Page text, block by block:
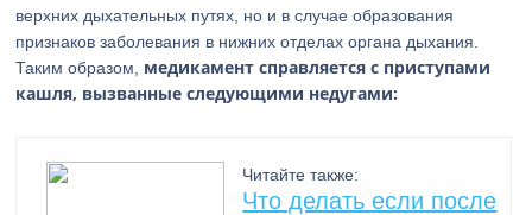
верхних дыхательных путях, но и в случае образования
признаков заболевания в нижних отделах органа дыхания.
Таким образом, медикамент справляется с приступами
кашля, вызванные следующими недугами:
Читайте также:
Что делать если после